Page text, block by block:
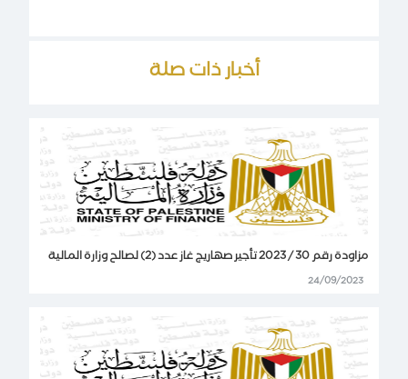
أخبار ذات صلة
مزاودة رقم 30 / 2023 تأجير صهاريج غاز عدد (2) لصالح وزارة المالية
24/09/2023